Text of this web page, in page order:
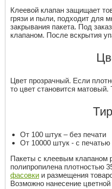
Клеевой клапан защищает
грязи и пыли, подходит для
закрывания пакета. Под
клапаном. После вскрытия
Цвет прозрачный. Если
то цвет становится
От 100 штук – без печати
От 10000 штук - с печатью
Пакеты с клеевым клапаном
полипропилена плотностью
фасовки и размещения
Возможно нанесение